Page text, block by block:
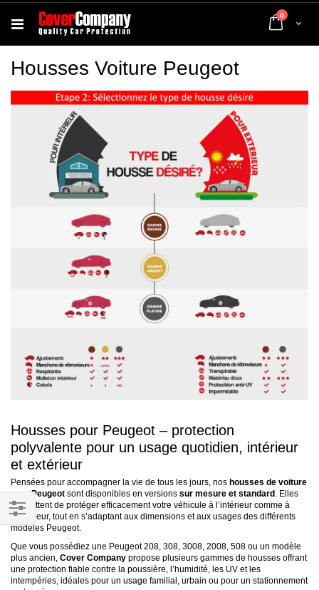
Cart
0 articles
Housses Voiture Peugeot
Housses pour Peugeot – protection
polyvalente pour un usage quotidien, intérieur
et extérieur
Pensées pour accompagner la vie de tous les jours, nos housses de voiture
pour Peugeot sont disponibles en versions sur mesure et standard . Elles
permettent de protéger efficacement votre véhicule à l’intérieur comme à
l’extérieur, tout en s’adaptant aux dimensions et aux usages des différents
modèles Peugeot.
Que vous possédiez une Peugeot 208, 308, 3008, 2008, 508 ou un modèle
plus ancien, Cover Company propose plusieurs gammes de housses offrant
une protection fiable contre la poussière, l’humidité, les UV et les
intempéries, idéales pour un usage familial, urbain ou pour un stationnement
Filtrer
par